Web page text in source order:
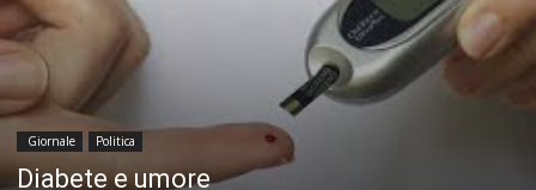
Giornale Politica
Diabete e umore